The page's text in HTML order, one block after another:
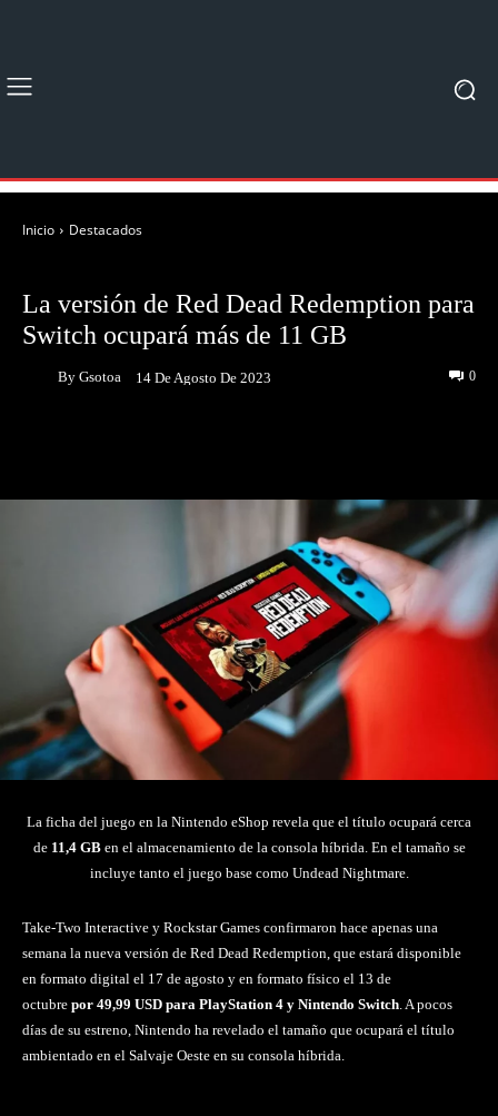
Inicio Destacados
La versión de Red Dead Redemption para
Switch ocupará más de 11 GB
By Gsotoa 14 De Agosto De 2023 0
La ficha del juego en la Nintendo eShop revela que el título ocupará cerca
de 11,4 GBen el almacenamiento de la consola híbrida. En el tamaño se
incluye tanto el juego base como Undead Nightmare.
Take-Two Interactive y Rockstar Games confirmaron hace apenas una
semana la nueva versión de Red Dead Redemption, que estará disponible
en formato digital el 17 de agosto y en formato físico el 13 de
octubre por 49,99 USD para PlayStation 4 y Nintendo Switch. A pocos
días de su estreno, Nintendo ha revelado el tamaño que ocupará el título
ambientado en el Salvaje Oeste en su consola híbrida.